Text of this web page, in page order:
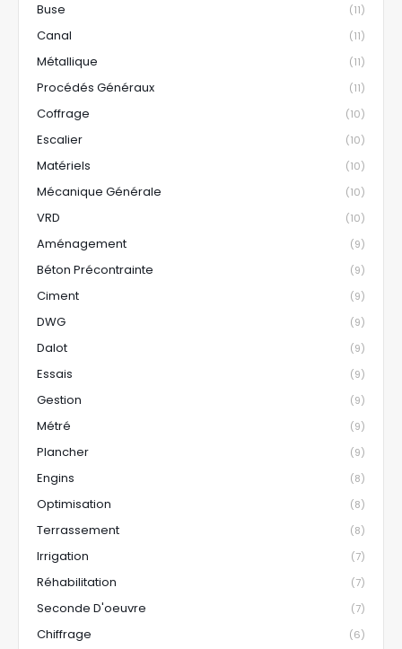
Buse (11)
Canal (11)
Métallique (11)
Procédés Généraux (11)
Coffrage (10)
Escalier (10)
Matériels (10)
Mécanique Générale (10)
VRD (10)
Aménagement (9)
Béton Précontrainte (9)
Ciment (9)
DWG (9)
Dalot (9)
Essais (9)
Gestion (9)
Métré (9)
Plancher (9)
Engins (8)
Optimisation (8)
Terrassement (8)
Irrigation (7)
Réhabilitation (7)
Seconde D'oeuvre (7)
Chiffrage (6)